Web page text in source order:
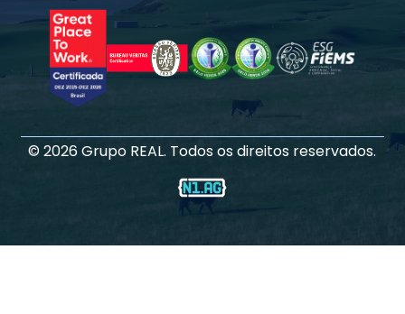
©2026Grupo REAL. Todos os direitos reservados.